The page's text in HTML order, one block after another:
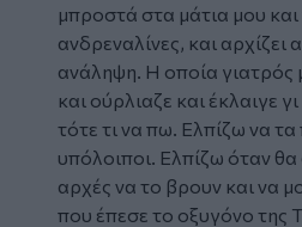
μπροστά στα μάτια μου και
ανδρεναλίνες, και αρχίζει
ανάληψη. Η οποία γιατρός
και ούρλιαζε και έκλαιγε
τότε τι να πω. Ελπίζω να τα
υπόλοιποι. Ελπίζω όταν
αρχές να το βρουν και να
που έπεσε το οξυγόνο της